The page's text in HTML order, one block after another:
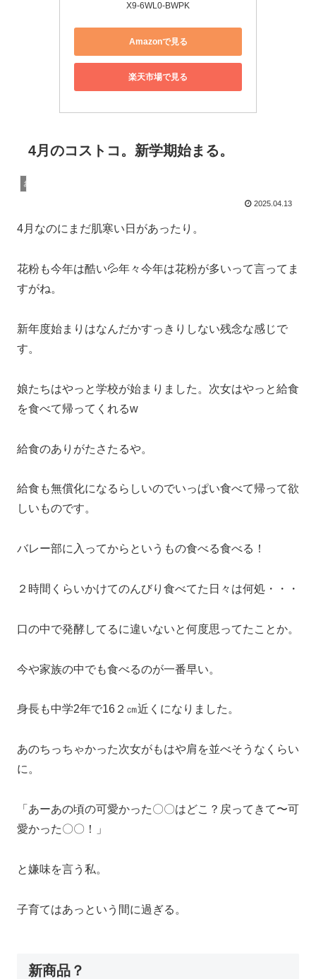
X9-6WL0-BWPK
Amazonで見る
楽天市場で見る
4月のコストコ。新学期始まる。
おすすめの物
2025.04.13
4月なのにまだ肌寒い日があったり。
花粉も今年は酷い💦年々今年は花粉が多いって言ってま
すがね。
新年度始まりはなんだかすっきりしない残念な感じで
す。
娘たちはやっと学校が始まりました。次女はやっと給食
を食べて帰ってくれるw
給食のありがたさたるや。
給食も無償化になるらしいのでいっぱい食べて帰って欲
しいものです。
バレー部に入ってからというもの食べる食べる！
２時間くらいかけてのんびり食べてた日々は何処・・・
口の中で発酵してるに違いないと何度思ってたことか。
今や家族の中でも食べるのが一番早い。
身長も中学2年で16２㎝近くになりました。
あのちっちゃかった次女がもはや肩を並べそうなくらい
に。
「あーあの頃の可愛かった〇〇はどこ？戻ってきて〜可
愛かった〇〇！」
と嫌味を言う私。
子育てはあっという間に過ぎる。
新商品？